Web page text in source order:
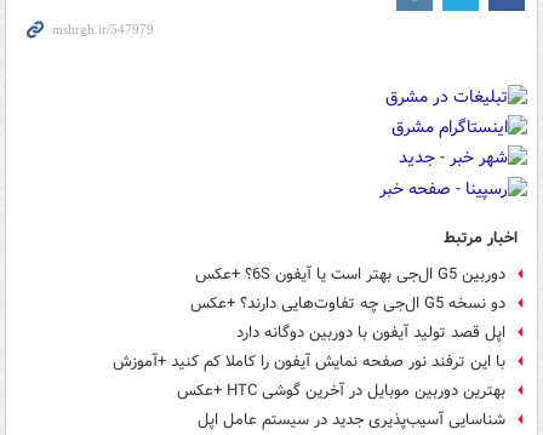
اخبار مرتبط
دوربین G5 ال‌جی بهتر است یا آیفون 6S؟ +عکس
دو نسخه G5 ال‌جی چه تفاوت‌هایی دارند؟ +عکس
اپل قصد تولید آیفون‌ با دوربین دوگانه دارد
با این ترفند نور صفحه نمایش آیفون را کاملا کم کنید +آموزش
بهترین دوربین موبایل در آخرین گوشی HTC +عکس
شناسایی آسیب‌پذیری جدید در سیستم عامل اپل